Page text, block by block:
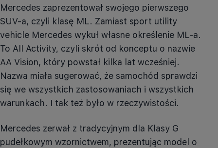
Mercedes zaprezentował swojego pierwszego
SUV-a, czyli klasę ML. Zamiast sport utility
vehicle Mercedes wykuł własne określenie ML-a.
To All Activity, czyli skrót od konceptu o nazwie
AA Vision, który powstał kilka lat wcześniej.
Nazwa miała sugerować, że samochód sprawdzi
się we wszystkich zastosowaniach i wszystkich
warunkach. I tak też było w rzeczywistości.
Mercedes zerwał z tradycyjnym dla Klasy G
pudełkowym wzornictwem, prezentując model o